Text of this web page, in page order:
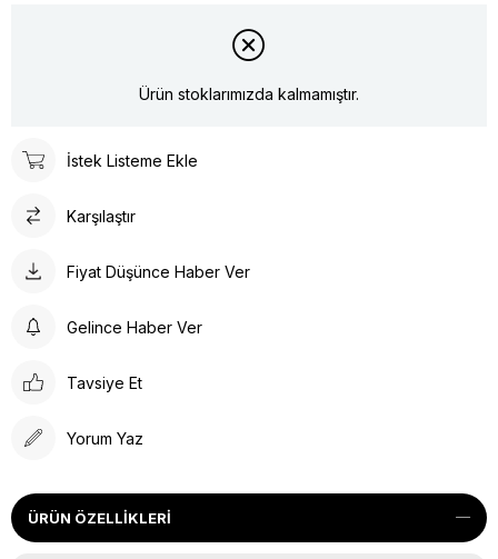
Ürün stoklarımızda kalmamıştır.
İstek Listeme Ekle
Karşılaştır
Fiyat Düşünce Haber Ver
Gelince Haber Ver
Tavsiye Et
Yorum Yaz
ÜRÜN ÖZELLIKLERI